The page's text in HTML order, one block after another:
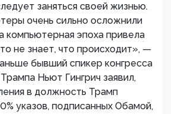
заняться своей жизнью.
очень сильно осложнили
компьютерная эпоха привела
не знает, что происходит», —
бывший спикер конгресса
Ньют Гингрич заявил,
в должность Трамп
указов, подписанных Обамой,